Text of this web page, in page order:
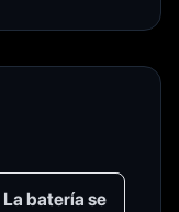
La batería se